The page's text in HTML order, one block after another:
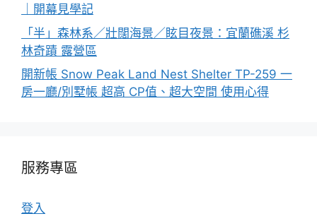
｜開幕見學記
「半」森林系／壯闊海景／眩目夜景：宜蘭礁溪 杉
林奇蹟 露營區
開新帳 Snow Peak Land Nest Shelter TP-259 一
房一廳/別墅帳 超高 CP值、超大空間 使用心得
服務專區
登入